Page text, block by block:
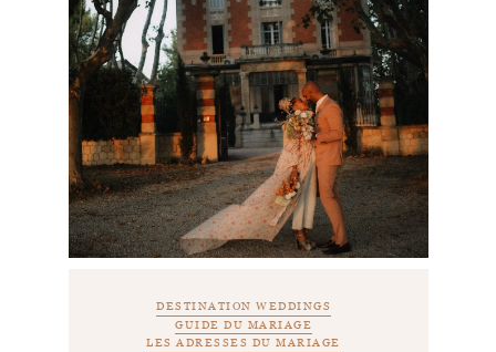
DESTINATION WEDDINGS
GUIDE DU MARIAGE
LES ADRESSES DU MARIAGE